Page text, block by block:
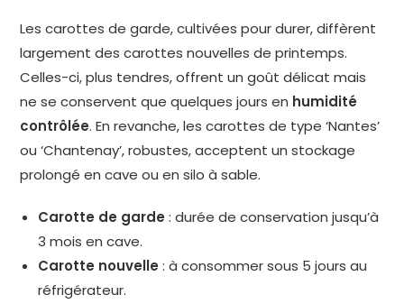
Les carottes de garde, cultivées pour durer, diffèrent
largement des carottes nouvelles de printemps.
Celles-ci, plus tendres, offrent un goût délicat mais
ne se conservent que quelques jours en humidité
contrôlée. En revanche, les carottes de type ‘Nantes’
ou ‘Chantenay’, robustes, acceptent un stockage
prolongé en cave ou en silo à sable.
Carotte de garde : durée de conservation jusqu’à
3 mois en cave.
Carotte nouvelle : à consommer sous 5 jours au
réfrigérateur.